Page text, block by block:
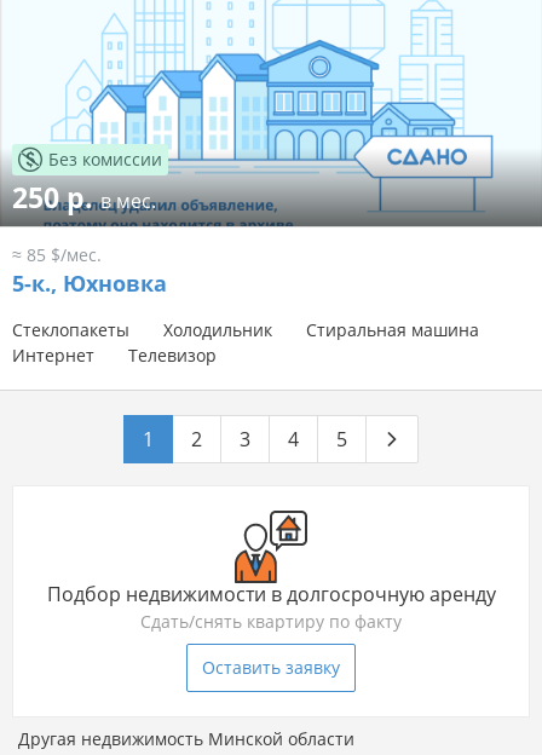
Без комиссии
250 р.в мес.
≈ 85 $/мес.
5-к., Юхновка
Стеклопакеты Холодильник
Стиральная машина
Интернет
Телевизор
1 2 3 4 5
Подбор недвижимости в долгосрочную аренду
Сдать/снять квартиру по факту
Оставить заявку
Другая недвижимость Минской области